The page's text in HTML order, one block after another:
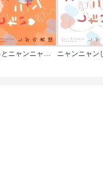
もっとニャンニャンしたい▽ ニャンニャン